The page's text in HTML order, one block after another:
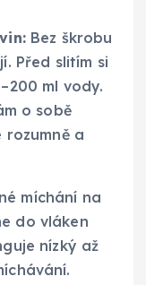
Bez škrobu
Před slitím si
ml vody.
o sobě
a
míchání na
do vláken
nízký až